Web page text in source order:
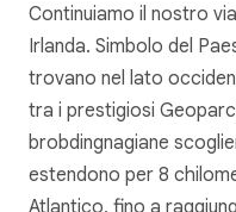
Continuiamo il nostro
Irlanda. Simbolo del
trovano nel lato
tra i prestigiosi
brobdingnagiane
estendono per 8
Atlantico, fino a